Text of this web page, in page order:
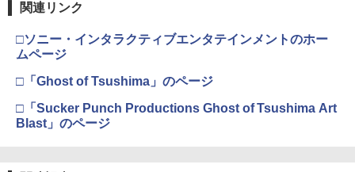
関連リンク
□ソニー・インタラクティブエンタテインメントのホー
ムページ
□「Ghost of Tsushima」のページ
□「Sucker Punch Productions Ghost of Tsushima Art
Blast」のページ